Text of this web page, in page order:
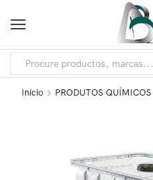
Início PRODUTOS QUÍMICOS